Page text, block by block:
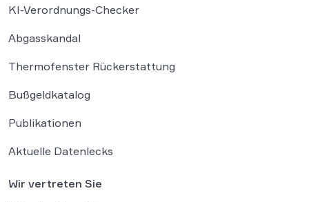
KI-Verordnungs-Checker
Abgasskandal
Thermofenster Rückerstattung
Bußgeldkatalog
Publikationen
Aktuelle Datenlecks
Wir vertreten Sie